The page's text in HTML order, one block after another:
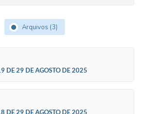
Arquivos (3)
DE 29 DE AGOSTO DE 2025
DE 29 DE AGOSTO DE 2025